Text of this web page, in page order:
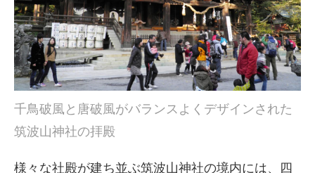
千鳥破風と唐破風がバランスよくデザインされた
筑波山神社の拝殿
様々な社殿が建ち並ぶ筑波山神社の境内には、四